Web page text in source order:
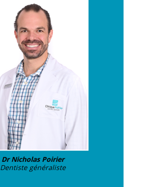
Dr Nicholas Poirier
Dentiste généraliste